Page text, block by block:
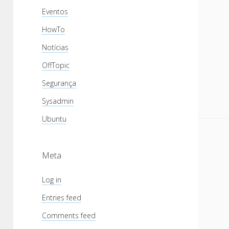
Eventos
HowTo
Notícias
OffTopic
Segurança
Sysadmin
Ubuntu
Meta
Log in
Entries feed
Comments feed